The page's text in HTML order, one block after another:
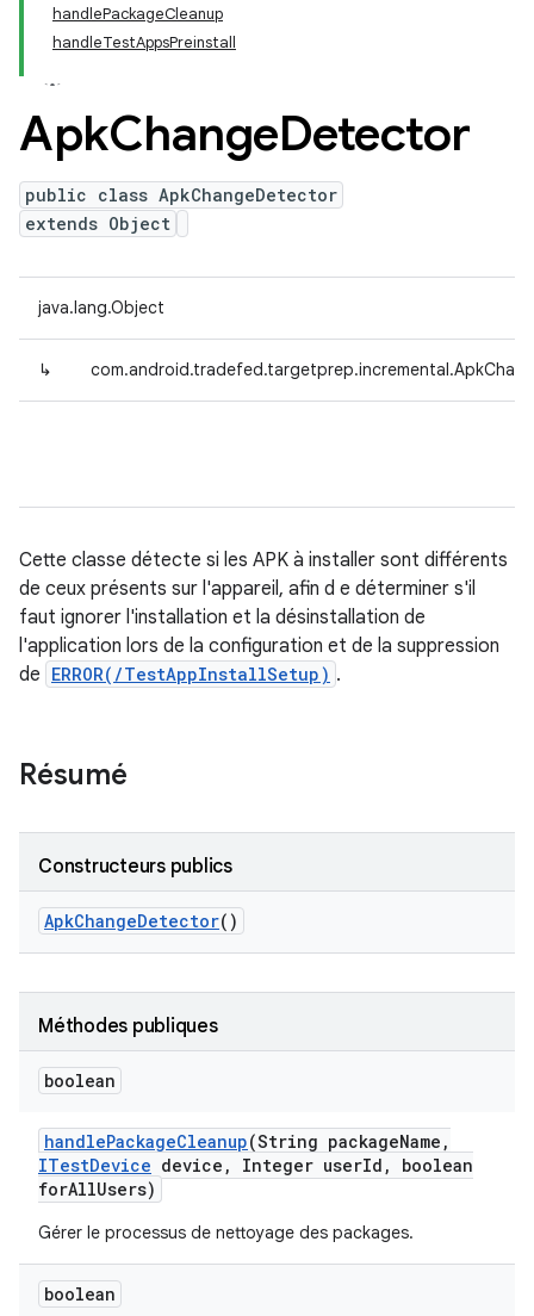
handlePackageCleanup
handleTestAppsPreinstall
ApkChangeDetector
public class ApkChangeDetector
extends Object
java.lang.Object
↳
Cette classe détecte si les APK à installer sont différents
de ceux présents sur l'appareil, afin d e déterminer s'il
faut ignorer l'installation et la désinstallation de
l'application lors de la configuration et de la suppression
de ERROR(/TestAppInstallSetup) .
Résumé
Constructeurs publics
ApkChangeDetector()
Méthodes publiques
boolean
handlePackageCleanup(String packageName ,
ITestDevice device , Integer userId ,
boolean
forAllUsers)
Gérer le processus de nettoyage des packages.
boolean